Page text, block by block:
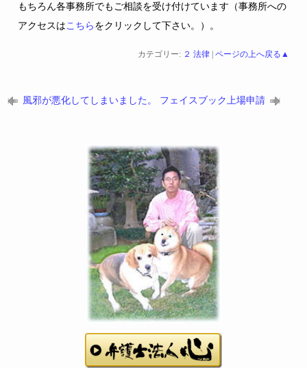
もちろん各事務所でもご相談を受け付けています（事務所への
アクセスは こちら をクリックして下さい。）。
カテゴリー: ２ 法律| ページの上へ戻る▲
風邪が悪化してしまいました。 フェイスブック上場申請